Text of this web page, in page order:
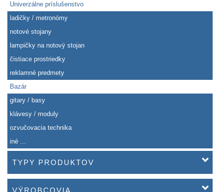
Univerzálne príslušenstvo
ladičky / metronómy
notové stojany
lampičky na notový stojan
čistiace prostriedky
reklamné predmety
Bazár
gitary / basy
klávesy / moduly
ozvučovacia technika
iné ...
TYPY PRODUKTOV
VÝROBCOVIA